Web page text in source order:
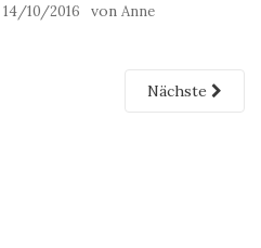
14/10/2016 von Anne
Nächste